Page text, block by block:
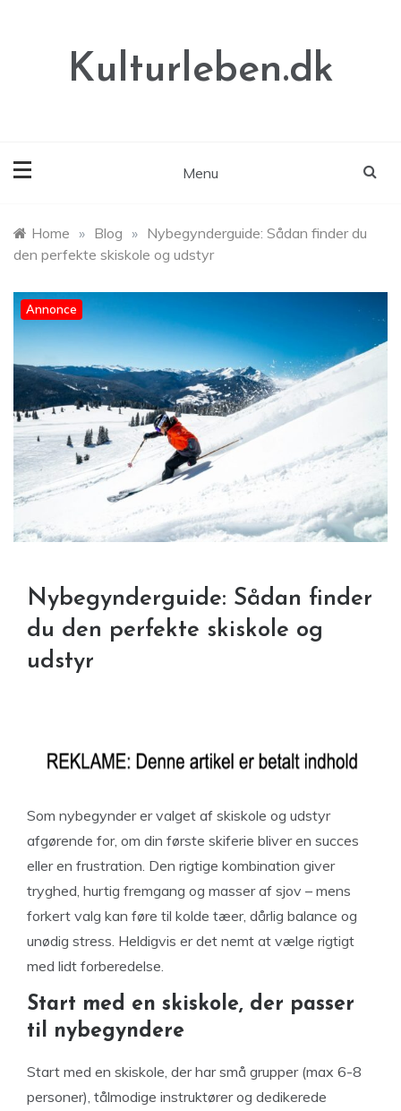
Kulturleben.dk
Menu
Home » Blog » Nybegynderguide: Sådan finder du
den perfekte skiskole og udstyr
Annonce
Nybegynderguide: Sådan finder
du den perfekte skiskole og
udstyr
Som nybegynder er valget af skiskole og udstyr
afgørende for, om din første skiferie bliver en succes
eller en frustration. Den rigtige kombination giver
tryghed, hurtig fremgang og masser af sjov – mens
forkert valg kan føre til kolde tæer, dårlig balance og
unødig stress. Heldigvis er det nemt at vælge rigtigt
med lidt forberedelse.
Start med en skiskole, der passer
til nybegyndere
Start med en skiskole, der har små grupper (max 6-8
personer), tålmodige instruktører og dedikerede